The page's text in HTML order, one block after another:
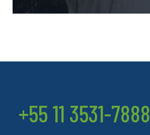
+55 11 3531-7888